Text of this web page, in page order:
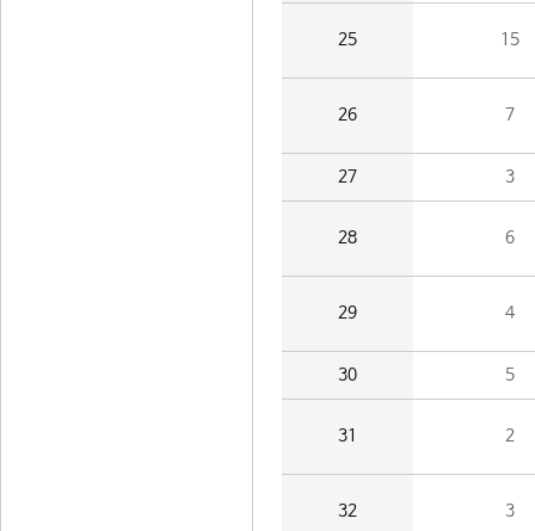
25 15
26 7
27 3
28 6
29 4
30 5
31 2
32 3